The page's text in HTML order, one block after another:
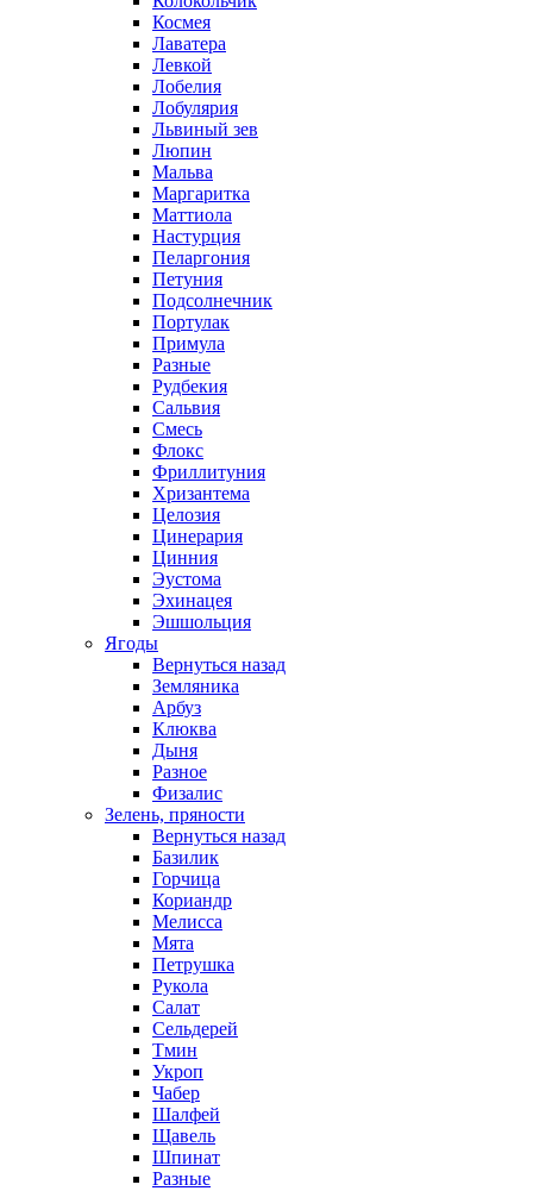
Космея
Лаватера
Левкой
Лобелия
Лобулярия
Львиный зев
Люпин
Мальва
Маргаритка
Маттиола
Настурция
Пеларгония
Петуния
Подсолнечник
Портулак
Примула
Разные
Рудбекия
Сальвия
Смесь
Флокс
Фриллитуния
Хризантема
Целозия
Цинерария
Цинния
Эустома
Эхинацея
Эшшольция
Ягоды
Вернуться назад
Земляника
Арбуз
Клюква
Дыня
Разное
Физалис
Зелень, пряности
Вернуться назад
Базилик
Горчица
Кориандр
Мелисса
Мята
Петрушка
Рукола
Салат
Сельдерей
Тмин
Укроп
Чабер
Шалфей
Щавель
Шпинат
Разные